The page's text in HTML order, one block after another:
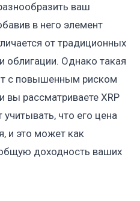
ваш
в него элемент
от традиционных
облигации. Однако такая
с повышенным риском
вы рассматриваете XRP
учитывать, что его цена
и это может как
общую доходность ваших